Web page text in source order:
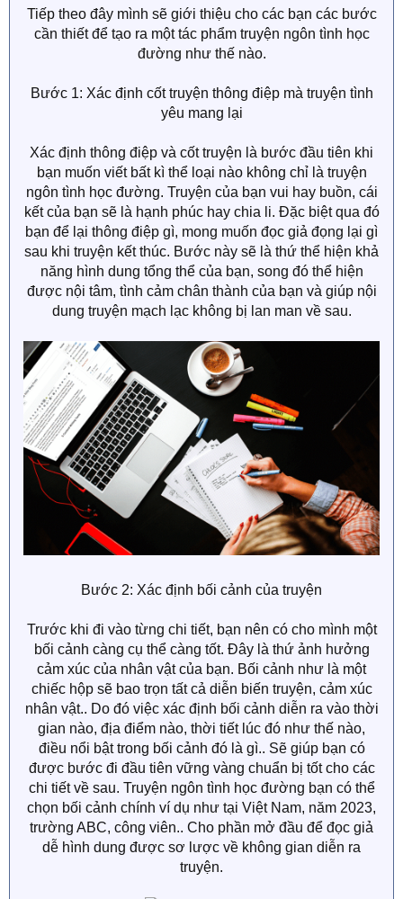
Tiếp theo đây mình sẽ giới thiệu cho các bạn các bước
cần thiết để tạo ra một tác phẩm truyện ngôn tình học
đường như thế nào.
Bước 1: Xác định cốt truyện thông điệp mà truyện tình
yêu mang lại
Xác định thông điệp và cốt truyện là bước đầu tiên khi
bạn muốn viết bất kì thể loại nào không chỉ là truyện
ngôn tình học đường. Truyện của bạn vui hay buồn, cái
kết của bạn sẽ là hạnh phúc hay chia li. Đặc biệt qua đó
bạn để lại thông điệp gì, mong muốn đọc giả đọng lại gì
sau khi truyện kết thúc. Bước này sẽ là thứ thể hiện khả
năng hình dung tổng thể của bạn, song đó thể hiện
được nội tâm, tình cảm chân thành của bạn và giúp nội
dung truyện mạch lạc không bị lan man về sau.
Bước 2: Xác định bối cảnh của truyện
Trước khi đi vào từng chi tiết, bạn nên có cho mình một
bối cảnh càng cụ thể càng tốt. Đây là thứ ảnh hưởng
cảm xúc của nhân vật của bạn. Bối cảnh như là một
chiếc hộp sẽ bao trọn tất cả diễn biến truyện, cảm xúc
nhân vật.. Do đó việc xác định bối cảnh diễn ra vào thời
gian nào, địa điểm nào, thời tiết lúc đó như thế nào,
điều nổi bật trong bối cảnh đó là gì.. Sẽ giúp bạn có
được bước đi đầu tiên vững vàng chuẩn bị tốt cho các
chi tiết về sau. Truyện ngôn tình học đường bạn có thể
chọn bối cảnh chính ví dụ như tại Việt Nam, năm 2023,
trường ABC, công viên.. Cho phần mở đầu để đọc giả
dễ hình dung được sơ lược về không gian diễn ra
truyện.